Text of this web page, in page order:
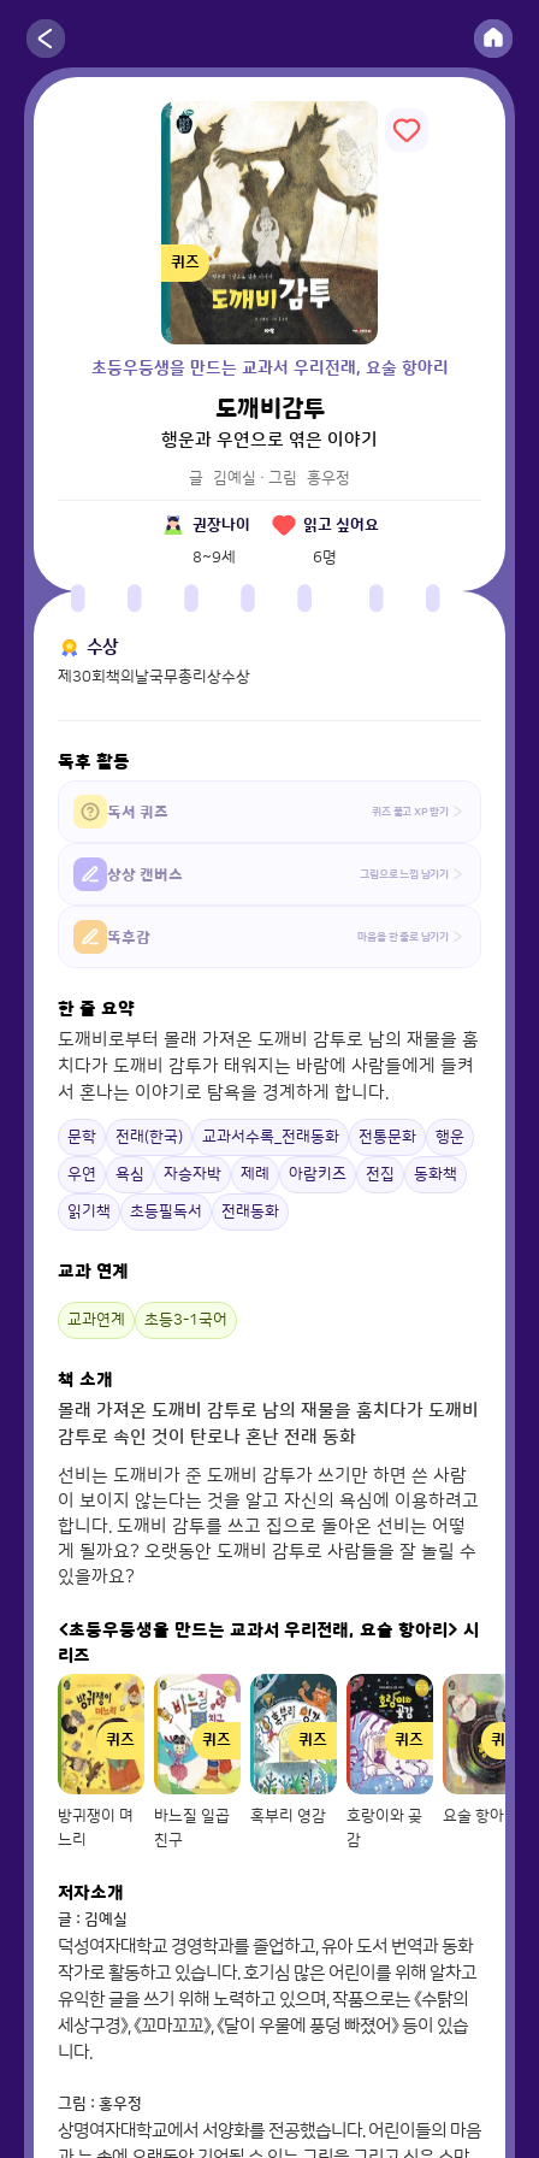
퀴즈
초등우등생을 만드는 교과서 우리전래, 요술 항아리
도깨비감투
행운과 우연으로 엮은 이야기
글 김예실 · 그림 홍우정
권장나이
8~9세
읽고 싶어요
6명
수상
제30회책의날국무총리상수상
독후 활동
독서 퀴즈 퀴즈 풀고 XP 받기
상상 캔버스 그림으로 느낌 남기기
똑후감 마음을 한 줄로 남기기
한 줄 요약
도깨비로부터 몰래 가져온 도깨비 감투로 남의 재물을 훔
치다가 도깨비 감투가 태워지는 바람에 사람들에게 들켜
서 혼나는 이야기로 탐욕을 경계하게 합니다.
문학 전래(한국) 교과서수록_전래동화 전통문화 행운
우연 욕심 자승자박 제례 아람키즈 전집 동화책
읽기책 초등필독서 전래동화
교과 연계
교과연계 초등3-1국어
책 소개
몰래 가져온 도깨비 감투로 남의 재물을 훔치다가 도깨비
감투로 속인 것이 탄로나 혼난 전래 동화
선비는 도깨비가 준 도깨비 감투가 쓰기만 하면 쓴 사람
이 보이지 않는다는 것을 알고 자신의 욕심에 이용하려고
합니다. 도깨비 감투를 쓰고 집으로 돌아온 선비는 어떻
게 될까요? 오랫동안 도깨비 감투로 사람들을 잘 놀릴 수
있을까요?
<초등우등생을 만드는 교과서 우리전래, 요술 항아리> 시
리즈
퀴즈
방귀쟁이 며
느리
퀴즈
바느질 일곱
친구
퀴즈
혹부리 영감
퀴즈
호랑이와 곶
감
퀴즈
요술 항아리
저자소개
글 : 김예실
덕성여자대학교 경영학과를 졸업하고, 유아 도서 번역과 동화
작가로 활동하고 있습니다. 호기심 많은 어린이를 위해 알차고
유익한 글을 쓰기 위해 노력하고 있으며, 작품으로는 《수탉의
세상구경》, 《꼬마꼬꼬》, 《달이 우물에 풍덩 빠졌어》 등이 있습
니다.
그림 : 홍우정
상명여자대학교에서 서양화를 전공했습니다. 어린이들의 마음